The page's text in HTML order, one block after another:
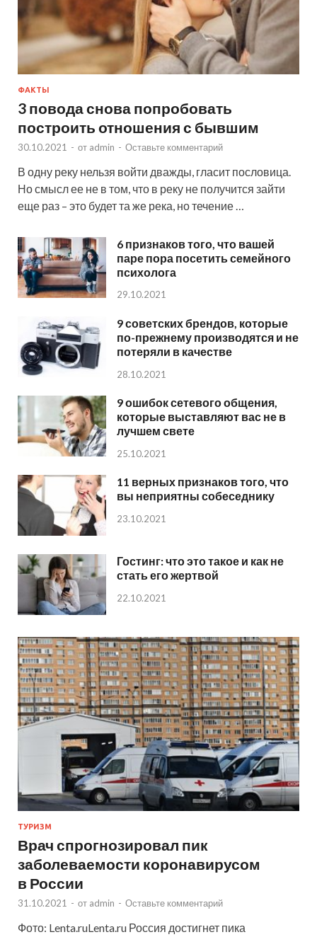
ФАКТЫ
3 повода снова попробовать
построить отношения с бывшим
30.10.2021 - от admin - Оставьте комментарий
В одну реку нельзя войти дважды, гласит пословица.
Но смысл ее не в том, что в реку не получится зайти
еще раз – это будет та же река, но течение …
6 признаков того, что вашей
паре пора посетить семейного
психолога
29.10.2021
9 советских брендов, которые
по-прежнему производятся и не
потеряли в качестве
28.10.2021
9 ошибок сетевого общения,
которые выставляют вас не в
лучшем свете
25.10.2021
11 верных признаков того, что
вы неприятны собеседнику
23.10.2021
Гостинг: что это такое и как не
стать его жертвой
22.10.2021
ТУРИЗМ
Врач спрогнозировал пик
заболеваемости коронавирусом
в России
31.10.2021 - от admin - Оставьте комментарий
Фото: Lenta.ruLenta.ru Россия достигнет пика